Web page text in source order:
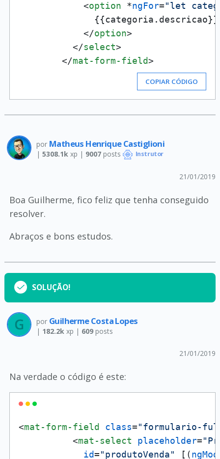
<option *ngFor="let
              {{categoria.descricao}}
</option>
</select>
</mat-form-field>
COPIAR CÓDIGO
por Matheus Henrique Castiglioni
| 5308.1k xp | 9007posts Instrutor
21/01/2019
Boa Guilherme, fico feliz que tenha conseguido
resolver.
Abraços e bons estudos.
SOLUÇÃO!
por Guilherme Costa Lopes
| 182.2kxp | 609posts
21/01/2019
Na verdade o código é este:
<mat-form-field class="formulario-
<mat-select placeholder=
id="produtoVenda" [(